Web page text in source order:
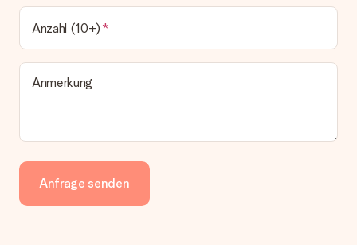
Anzahl (10+)
Anmerkung
Anfrage senden